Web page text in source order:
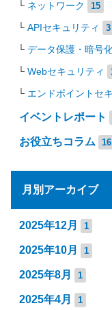
ネットワーク 15
APIセキュリティ 3
データ保護・暗号
Webセキュリティ
エンドポイントセ
イベントレポート
お役立ちコラム 16
月別アーカイブ
2025年12月 1
2025年10月 1
2025年8月 1
2025年4月 1